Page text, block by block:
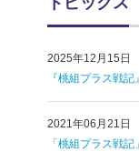
2025年12月15日
『桃組プラス戦
2021年06月21日
「桃組プラス戦